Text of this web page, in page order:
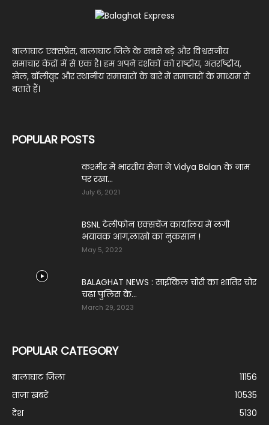
बालाघाट एक्सप्रेस, बालाघाट जिले के सबसे बड़े और विश्वसनीय
समाचार केंद्रों में से एक है। हम अपने दर्शकों को राष्ट्रीय, अंतर्राष्ट्रीय,
खेल, बॉलीवुड और स्थानीय समाचारों के बारे में समाचारों के माध्यम से
बताते हैं।
POPULAR POSTS
कश्मीर में भारतीय सेना ने Vidya Balan के नाम
पर रखा...
July 6, 2021
BSNL टेलीफोन एक्सचेंज कार्यालय में लगी
भयावक आग,लाखो का नुकसान !
May 5, 2022
BALAGHAT NEWS : साईकिल चोरी का शातिर चोर
चढ़ा पुलिस के...
March 29, 2023
POPULAR CATEGORY
बालाघाट जिला
11156
ताज़ा ख़बरें
10535
देश
5130